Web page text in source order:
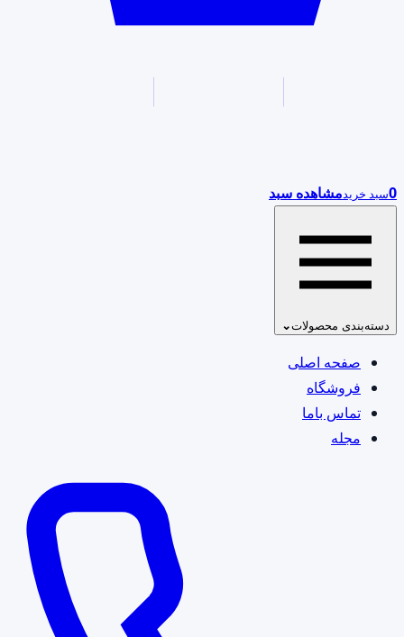
0سبد خریدمشاهده سبد
دسته‌بندی محصولات⌄
صفحه اصلی
فروشگاه
تماس باما
مجله